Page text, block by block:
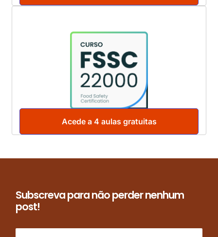
Acede a 4 aulas gratuitas
Subscreva para não perder nenhum
post!